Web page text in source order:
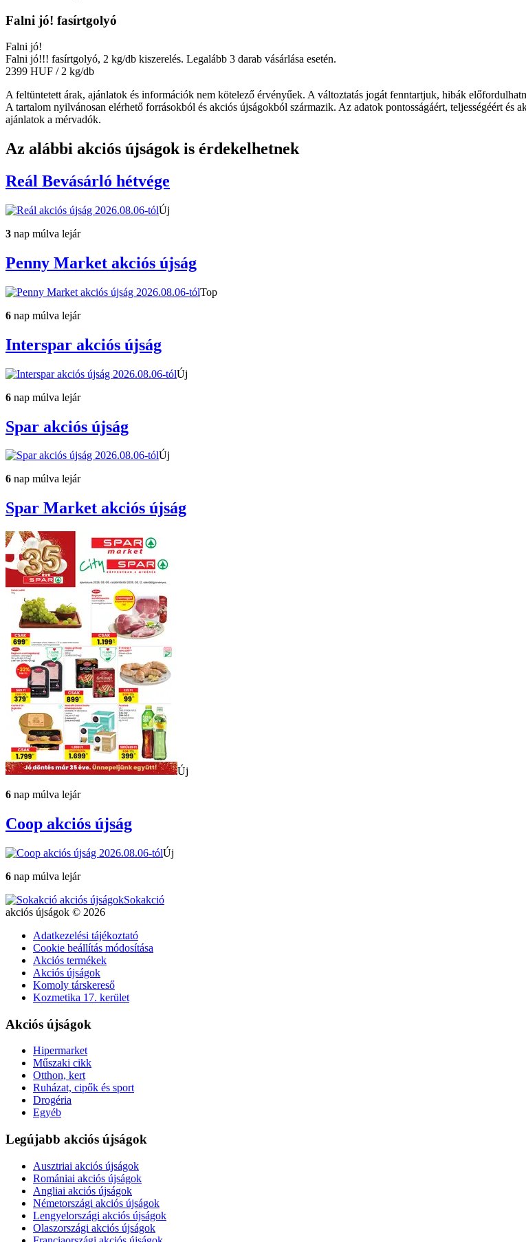
Falni jó! fasírtgolyó
Falni jó!
Falni jó!!! fasírtgolyó, 2 kg/db kiszerelés. Legalább 3 darab vásárlása esetén.
2399 HUF / 2 kg/db
A feltüntetett árak, ajánlatok és információk nem kötelező érvényűek. A változtatás jogát fenntartjuk, hibák
A tartalom nyilvánosan elérhető forrásokból és akciós újságokból származik. Az adatok pontosságáért, teljességéért és
ajánlatok a mérvadók.
Az alábbi akciós újságok is érdekelhetnek
Reál Bevásárló hétvége
Új
3 nap múlva lejár
Penny Market akciós újság
Top
6 nap múlva lejár
Interspar akciós újság
Új
6 nap múlva lejár
Spar akciós újság
Új
6 nap múlva lejár
Spar Market akciós újság
Új
6 nap múlva lejár
Coop akciós újság
Új
6 nap múlva lejár
Sokakció
akciós újságok © 2026
Adatkezelési tájékoztató
Cookie beállítás módosítása
Akciós termékek
Akciós újságok
Komoly társkereső
Kozmetika 17. kerület
Akciós újságok
Hipermarket
Műszaki cikk
Otthon, kert
Ruházat, cipők és sport
Drogéria
Egyéb
Legújabb akciós újságok
Ausztriai akciós újságok
Romániai akciós újságok
Angliai akciós újságok
Németországi akciós újságok
Lengyelországi akciós újságok
Olaszországi akciós újságok